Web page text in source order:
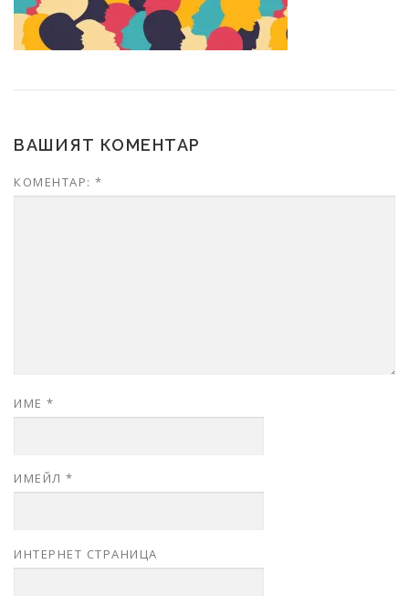
ВАШИЯТ КОМЕНТАР
КОМЕНТАР: *
ИМЕ *
ИМЕЙЛ *
ИНТЕРНЕТ СТРАНИЦА